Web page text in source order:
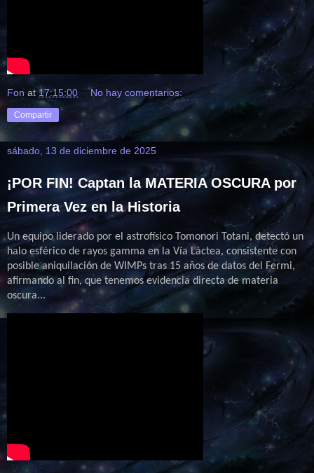
Fon at17:15:00 No hay comentarios:
Compartir
sábado, 13 de diciembre de 2025
¡POR FIN! Captan la MATERIA OSCURA por
Primera Vez en la Historia
Un equipo liderado por el astrofísico Tomonori Totani, detectó un
halo esférico de rayos gamma en la Vía Láctea, consistente con
posible aniquilación de WIMPs tras 15 años de datos del Fermi,
afirmando al fin, que tenemos evidencia directa de materia
oscura...